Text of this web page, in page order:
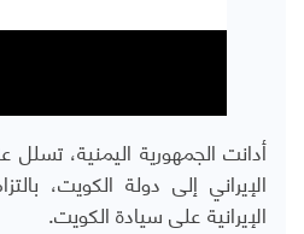
أدانت الجمهورية اليمنية، تسلل
الإيراني إلى دولة الكويت،
الإيرانية على سيادة الكويت.